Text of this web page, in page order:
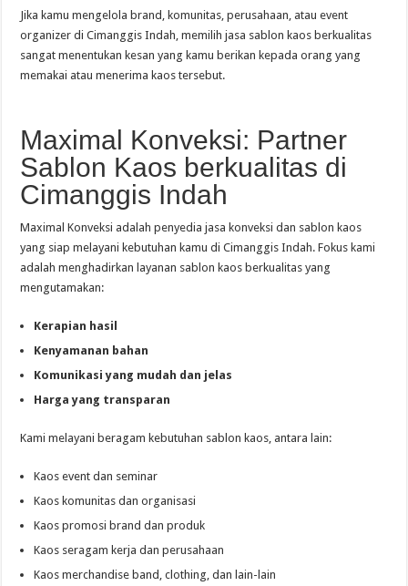
Jika kamu mengelola brand, komunitas, perusahaan, atau event
organizer di Cimanggis Indah, memilih jasa sablon kaos berkualitas
sangat menentukan kesan yang kamu berikan kepada orang yang
memakai atau menerima kaos tersebut.
Maximal Konveksi: Partner
Sablon Kaos berkualitas di
Cimanggis Indah
Maximal Konveksi adalah penyedia jasa konveksi dan sablon kaos
yang siap melayani kebutuhan kamu di Cimanggis Indah. Fokus kami
adalah menghadirkan layanan sablon kaos berkualitas yang
mengutamakan:
Kerapian hasil
Kenyamanan bahan
Komunikasi yang mudah dan jelas
Harga yang transparan
Kami melayani beragam kebutuhan sablon kaos, antara lain:
Kaos event dan seminar
Kaos komunitas dan organisasi
Kaos promosi brand dan produk
Kaos seragam kerja dan perusahaan
Kaos merchandise band, clothing, dan lain-lain